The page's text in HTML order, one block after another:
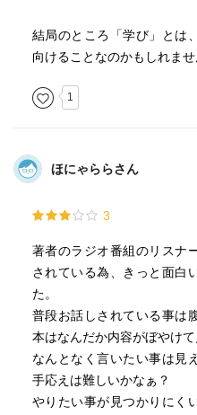
結局のところ「学び」とは
向けることなのかもしれませ
1
ほにゃららさん
3
著者のラジオ番組のリスナ
されている為、きっと面白
た。
普段お話しされている事は
本はなんだか内容がぼやけ
なんとなく言いたい事は見
手応えは難しいかなぁ？
やりたい事が見つかりにく